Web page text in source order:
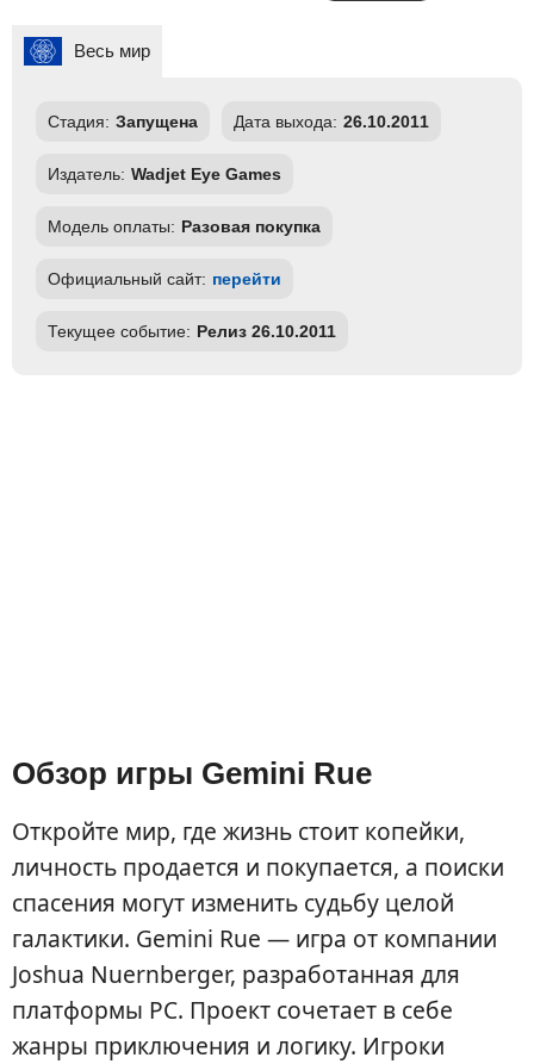
Весь мир
Стадия: Запущена Дата выхода: 26.10.2011
Издатель: Wadjet Eye Games
Модель оплаты: Разовая покупка
Официальный сайт: перейти
Текущее событие: Релиз 26.10.2011
Обзор игры Gemini Rue
Откройте мир, где жизнь стоит копейки,
личность продается и покупается, а поиски
спасения могут изменить судьбу целой
галактики. Gemini Rue — игра от компании
Joshua Nuernberger, разработанная для
платформы PC. Проект сочетает в себе
жанры приключения и логику. Игроки